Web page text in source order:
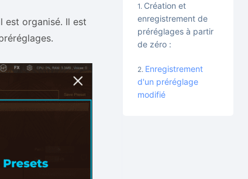
est organisé. Il est
Création et
enregistrement de
préréglages à partir
de zéro :
Enregistrement
d'un préréglage
modifié